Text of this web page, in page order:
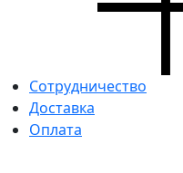
Сотрудничество
Доставка
Оплата